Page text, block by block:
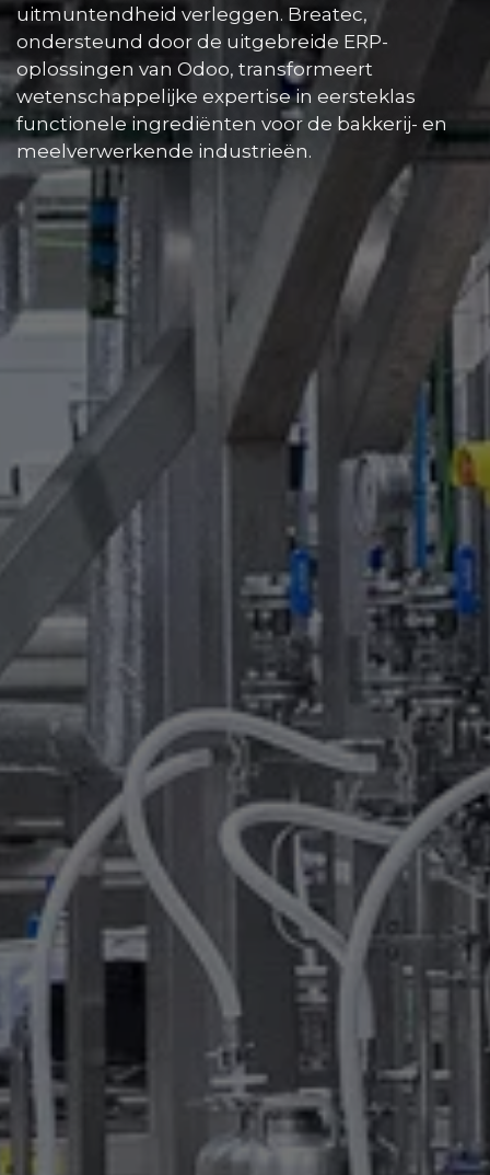
uitmuntendheid verleggen. Breatec,
ondersteund door de uitgebreide ERP-
oplossingen van Odoo, transformeert
wetenschappelijke expertise in eersteklas
functionele ingrediënten voor de bakkerij- en
meelverwerkende industrieën.